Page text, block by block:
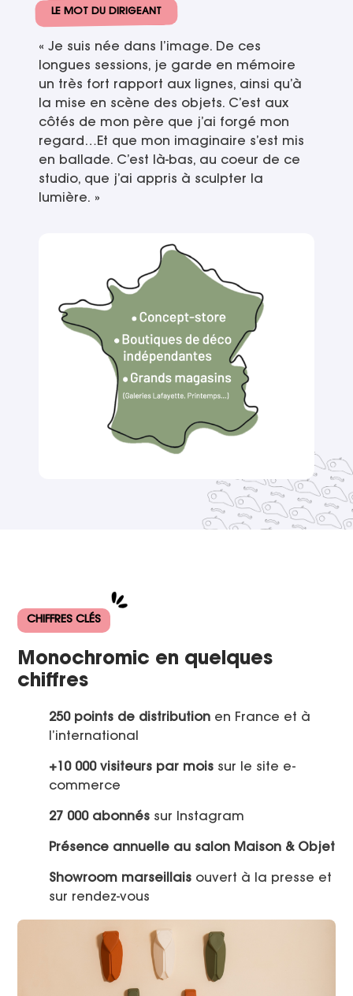
LE MOT DU DIRIGEANT
« Je suis née dans l’image. De ces
longues sessions, je garde en mémoire
un très fort rapport aux lignes, ainsi qu’à
la mise en scène des objets. C’est aux
côtés de mon père que j’ai forgé mon
regard…Et que mon imaginaire s’est mis
en ballade. C’est là-bas, au coeur de ce
studio, que j’ai appris à sculpter la
lumière. »
CHIFFRES CLÉS
Monochromic en quelques
chiffres
250 points de distribution en France et à
l’international
+10 000 visiteurs par mois sur le site e-
commerce
27 000 abonnés sur Instagram
Présence annuelle au salon Maison & Objet
Showroom marseillais ouvert à la presse et
sur rendez-vous